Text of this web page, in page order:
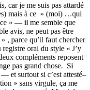
car je me suis pas attardé
mais à ce » (moi) …qui
» — il me semble que
avis, ne peut pas être
, parce qu’il faut chercher
registre oral du style « J’y
compléments reposent
pas grand chose. Si
et surtout si c’est attesté–
» sans virgule, ça me